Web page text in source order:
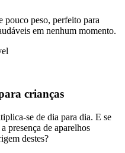
pouco peso, perfeito para
em nenhum momento.
crianças
se de dia para dia. E se
presença de aparelhos
destes?